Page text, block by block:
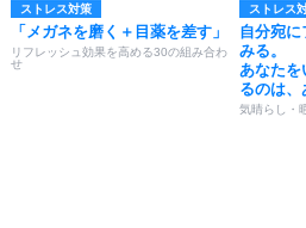
ストレス対策
「メガネを磨く＋目薬を差す」
リフレッシュ効果を高める30の組み合わ
せ
ストレス
自分宛
みる。
あなたを
るのは、
気晴らし・